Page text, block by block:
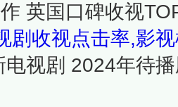
英国口碑收视
剧收视点击率,影
视剧 2024年待